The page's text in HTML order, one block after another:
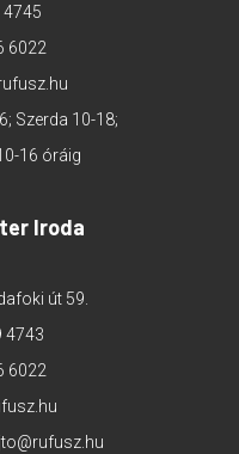
4745
6022
Szerda 10-18;
16 óráig
Iroda
út 59.
4743
6022